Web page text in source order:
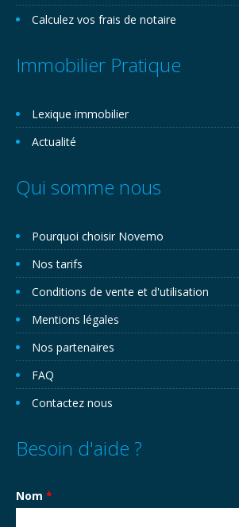
Calculez vos frais de notaire
Immobilier Pratique
Lexique immobilier
Actualité
Qui somme nous
Pourquoi choisir Novemo
Nos tarifs
Conditions de vente et d'utilisation
Mentions légales
Nos partenaires
FAQ
Contactez nous
Besoin d'aide ?
Nom *